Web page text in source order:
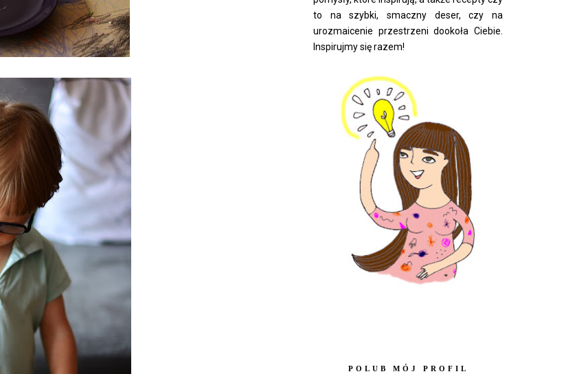
to na szybki, smaczny deser, czy na
urozmaicenie przestrzeni dookoła Ciebie.
Inspirujmy się razem!
POLUB MÓJ PROFIL